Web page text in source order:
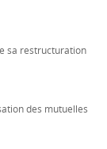
sa restructuration
des mutuelles